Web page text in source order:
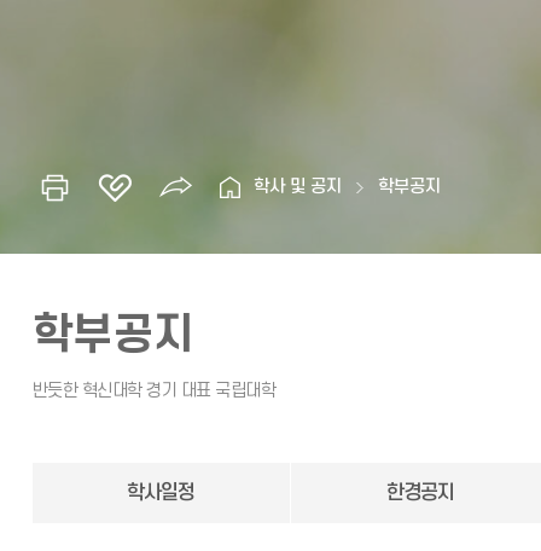
학사 및 공지 학부공지
학부공지
학사일정 한경공지